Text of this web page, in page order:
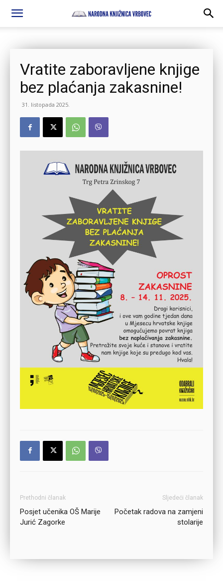
Vratite zaboravljene knjige
bez plaćanja zakasnine!
31. listopada 2025.
Prethodni članak
Posjet učenika OŠ Marije
Jurić Zagorke
Sljedeći članak
Početak radova na zamjeni
stolarije